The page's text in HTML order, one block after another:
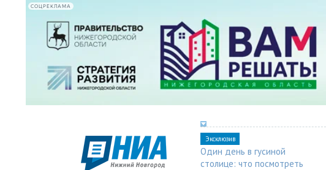
СОЦРЕКЛАМА
Эксклюзив
Один день в гусиной
столице: что посмотреть